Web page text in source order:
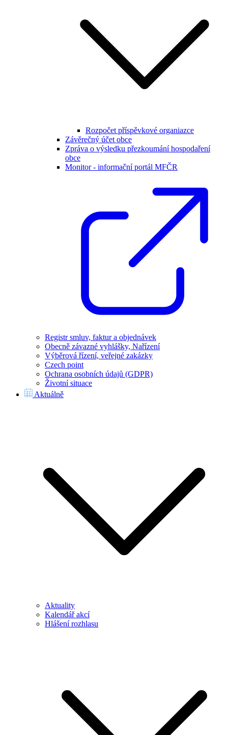
Rozpočet příspěvkové organiazce
Závěrečný účet obce
Zpráva o výsledku přezkoumání hospodaření
obce
Monitor - informační portál MFČR
Registr smluv, faktur a objednávek
Obecně závazné vyhlášky, Nařízení
Výběrová řízení, veřejné zakázky
Czech point
Ochrana osobních údajů (GDPR)
Životní situace
Aktuálně
Aktuality
Kalendář akcí
Hlášení rozhlasu